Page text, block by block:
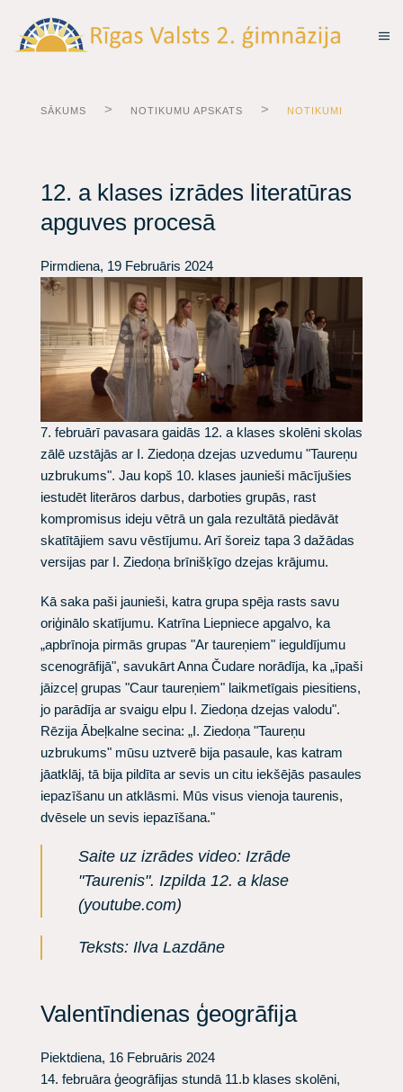
SĀKUMS NOTIKUMU APSKATS NOTIKUMI
12. a klases izrādes literatūras
apguves procesā
Pirmdiena, 19 Februāris 2024
7. februārī pavasara gaidās 12. a klases skolēni skolas
zālē uzstājās ar I. Ziedoņa dzejas uzvedumu "Taureņu
uzbrukums". Jau kopš 10. klases jaunieši mācījušies
iestudēt literāros darbus, darboties grupās, rast
kompromisus ideju vētrā un gala rezultātā piedāvāt
skatītājiem savu vēstījumu. Arī šoreiz tapa 3 dažādas
versijas par I. Ziedoņa brīnišķīgo dzejas krājumu.
Kā saka paši jaunieši, katra grupa spēja rasts savu
oriģinālo skatījumu. Katrīna Liepniece apgalvo, ka
„apbrīnoja pirmās grupas "Ar taureņiem" ieguldījumu
scenogrāfijā", savukārt Anna Čudare norādīja, ka „īpaši
jāizceļ grupas "Caur taureņiem" laikmetīgais piesitiens,
jo parādīja ar svaigu elpu I. Ziedoņa dzejas valodu".
Rēzija Ābeļkalne secina: „I. Ziedoņa "Taureņu
uzbrukums" mūsu uztverē bija pasaule, kas katram
jāatklāj, tā bija pildīta ar sevis un citu iekšējās pasaules
iepazīšanu un atklāsmi. Mūs visus vienoja taurenis,
dvēsele un sevis iepazīšana."
Saite uz izrādes video: Izrāde
"Taurenis". Izpilda 12. a klase
(youtube.com)
Teksts: Ilva Lazdāne
Valentīndienas ģeogrāfija
Piektdiena, 16 Februāris 2024
14. februāra ģeogrāfijas stundā 11.b klases skolēni,